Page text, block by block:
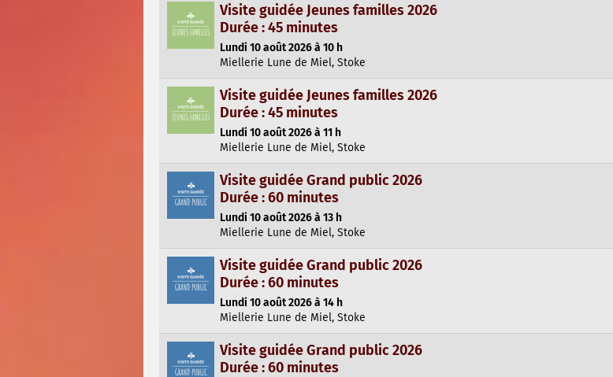
Visite guidée Jeunes familles 2026
Durée : 45 minutes
Lundi 10 août 2026 à 10 h
Miellerie Lune de Miel, Stoke
Visite guidée Jeunes familles 2026
Durée : 45 minutes
Lundi 10 août 2026 à 11 h
Miellerie Lune de Miel, Stoke
Visite guidée Grand public 2026
Durée : 60 minutes
Lundi 10 août 2026 à 13 h
Miellerie Lune de Miel, Stoke
Visite guidée Grand public 2026
Durée : 60 minutes
Lundi 10 août 2026 à 14 h
Miellerie Lune de Miel, Stoke
Visite guidée Grand public 2026
Durée : 60 minutes